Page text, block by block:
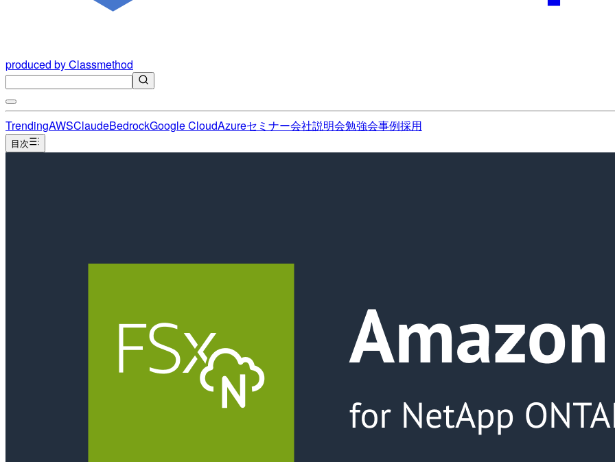
produced by Classmethod
TrendingAWSClaudeBedrockGoogle CloudAzureセミナー会社説明会勉強会事例採用
目次